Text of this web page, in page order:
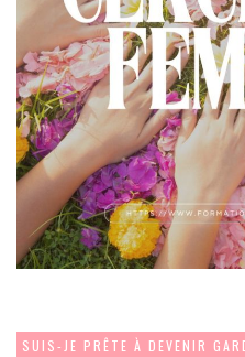
SUIS-JE PRÊTE À DEVENIR